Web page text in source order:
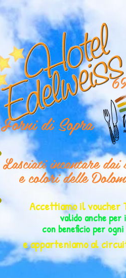
Forni di Sopra
Lasciati incantare
e colori delle
Accettiamo il voucher
valido anche
con beneficio per
e apparteniamo al